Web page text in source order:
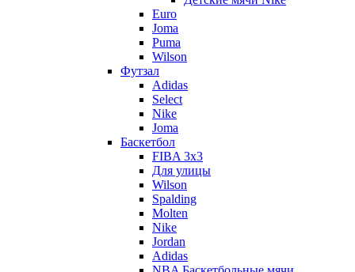
Euro
Joma
Puma
Wilson
Футзал
Adidas
Select
Nike
Joma
Баскетбол
FIBA 3x3
Для улицы
Wilson
Spalding
Molten
Nike
Jordan
Adidas